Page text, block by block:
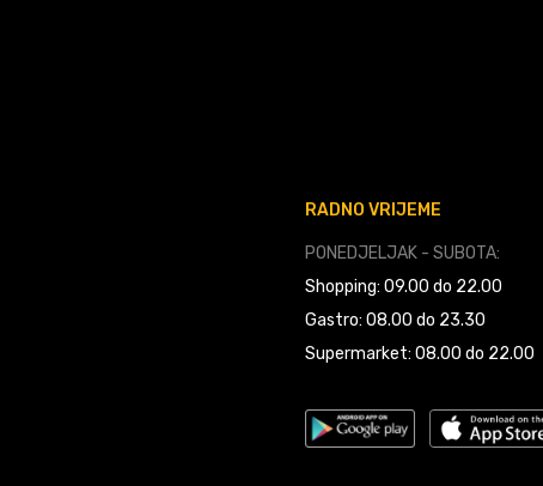
RADNO VRIJEME
PONEDJELJAK - SUBOTA:
Shopping: 09.00 do 22.00
Gastro: 08.00 do 23.30
Supermarket: 08.00 do 22.00